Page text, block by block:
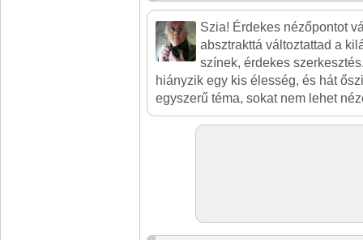
Szia! Érdekes nézőpontot
absztrakttá változtattad a
színek, érdekes
hiányzik egy kis élesség, és hát
egyszerű téma, sokat nem lehet